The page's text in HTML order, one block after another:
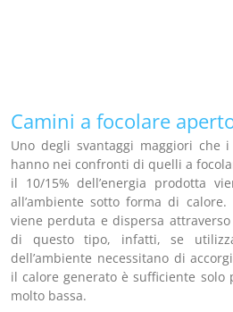
Camini a focolare
Uno degli svantaggi maggiori che
hanno nei confronti di quelli a
il 10/15% dell’energia prodotta
all’ambiente sotto forma di
viene perduta e dispersa
di questo tipo, infatti, se
dell’ambiente necessitano di
il calore generato è sufficiente
molto bassa.